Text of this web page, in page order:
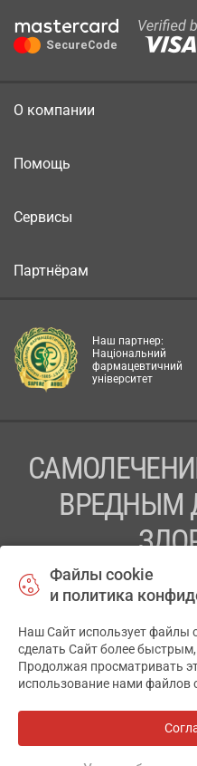
О компании
Помощь
Сервисы
Партнёрам
Наш партнер:
Національний
фармацевтичний
університет
ВРЕДНЫМ
ПЕРЕД
ТОВ «АПТЕКА
Отказ от
Файлы cookie
и политика
Наш Сайт использует файлы
сделать Сайт более
Продолжая просматривать
использование нами файлов